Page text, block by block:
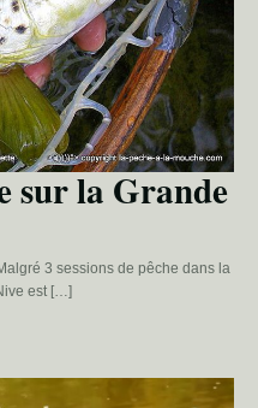
sur la Grande
3 sessions de pêche dans la
est […]